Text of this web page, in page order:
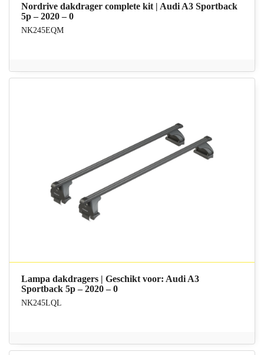
Nordrive dakdrager complete kit | Audi A3 Sportback
5p – 2020 – 0
NK245EQM
Lampa dakdragers | Geschikt voor: Audi A3
Sportback 5p – 2020 – 0
NK245LQL